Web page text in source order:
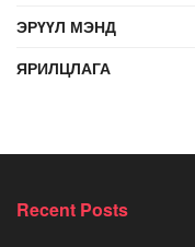
ЭРҮҮЛ МЭНД
ЯРИЛЦЛАГА
Recent Posts